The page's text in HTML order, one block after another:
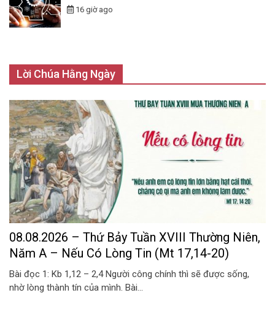
16 giờ ago
Lời Chúa Hằng Ngày
08.08.2026 – Thứ Bảy Tuần XVIII Thường Niên,
Năm A – Nếu Có Lòng Tin (Mt 17,14-20)
Bài đọc 1: Kb 1,12 – 2,4 Người công chính thì sẽ được sống,
nhờ lòng thành tín của mình. Bài...